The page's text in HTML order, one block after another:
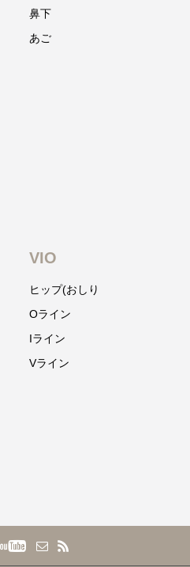
鼻下
あご
VIO
ヒップ(おしり
Oライン
Iライン
Vライン